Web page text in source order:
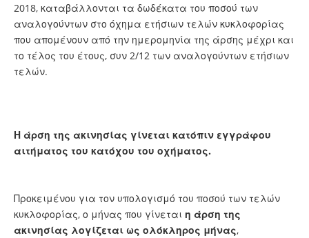
2018, καταβάλλονται τα δωδέκατα του ποσού των
αναλογούντων στο όχημα ετήσιων τελών κυκλοφορίας
που απομένουν από την ημερομηνία της άρσης μέχρι και
το τέλος του έτους, συν 2/12 των αναλογούντων ετήσιων
τελών.
Η άρση της ακινησίας γίνεται κατόπιν εγγράφου
αιτήματος του κατόχου του οχήματος.
Προκειμένου για τον υπολογισμό του ποσού των τελών
κυκλοφορίας, ο μήνας που γίνεται η άρση της
ακινησίας λογίζεται ως ολόκληρος μήνας,